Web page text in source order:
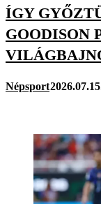
ÍGY
GOODISON
Népsport